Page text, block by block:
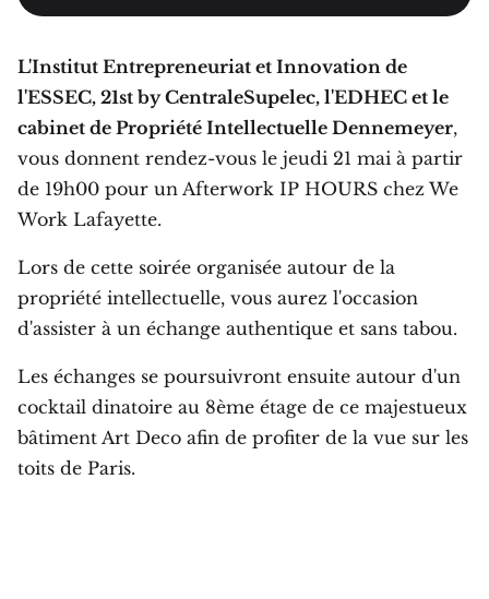
L'Institut Entrepreneuriat et Innovation de
l'ESSEC, 21st by CentraleSupelec, l'EDHEC et le
cabinet de Propriété Intellectuelle Dennemeyer,
vous donnent rendez-vous le jeudi 21 mai à partir
de 19h00 pour un Afterwork IP HOURS chez We
Work Lafayette.
Lors de cette soirée organisée autour de la
propriété intellectuelle, vous aurez l'occasion
d'assister à un échange authentique et sans tabou.
Les échanges se poursuivront ensuite autour d'un
cocktail dinatoire au 8ème étage de ce majestueux
bâtiment Art Deco afin de profiter de la vue sur les
toits de Paris.